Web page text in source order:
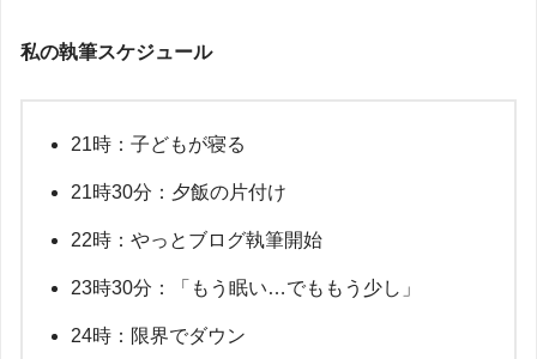
私の執筆スケジュール
21時：子どもが寝る
21時30分：夕飯の片付け
22時：やっとブログ執筆開始
23時30分：「もう眠い…でももう少し」
24時：限界でダウン